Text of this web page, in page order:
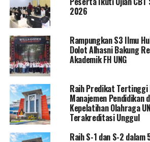
dalam mendukung keberlanjutan
pembangunan lokal.
RELATED TOPICS: BOALEMO DEKAN
UNIVERSITAS NEGERI GORONTALO
UP NEXT
Akhirnya Bahasa Indonesia Menjadi
DON'T MISS
Bupati Pohuwato Hadiri Peresmian
Tirta Rahayu di Desa Ogorandu
2026
Rampungkan S3 Ilmu
Dolot Alhasni Bakung
Akademik FH UNG
Raih Predikat Tertinggi
Manajemen Pendidikan
Kepelatihan Olahraga
Terakreditasi Unggul
Raih S-1 dan S-2 dalam